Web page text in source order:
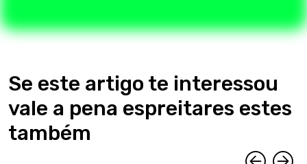
Se este artigo te interessou
vale a pena espreitares estes
também